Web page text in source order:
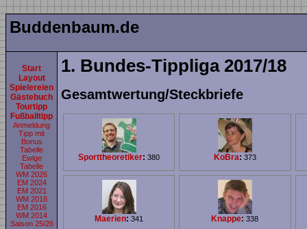
Buddenbaum.de
Start
Layout
Spielereien
Gästebuch
Tourtipp
Fußballtipp
Anmeldung
Tipp mit
Bonus
Tabelle
Ewige
Tabelle
WM 2026
EM 2024
EM 2021
WM 2018
EM 2016
WM 2014
Saison 25/26
1. Bundes-Tippliga 2017/18
Gesamtwertung/Steckbriefe
Sporttheoretiker: 380 KoBra: 373
Maerien: 341 Knappe: 338